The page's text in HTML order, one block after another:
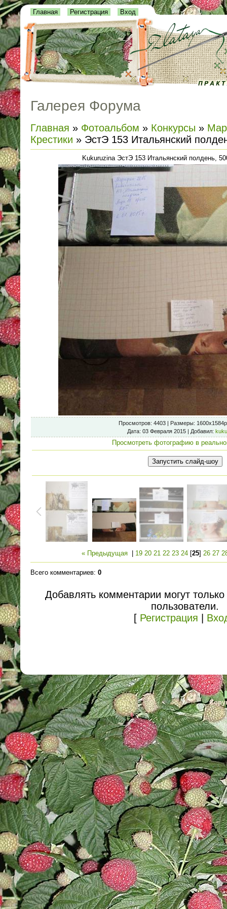
Главная Регистрация Вход
Галерея Форума
Главная » Фотоальбом » Конкурсы »
Крестики » ЭстЭ 153 Итальянский
Kukuruzina ЭстЭ 153 Итальянский полдень,
Просмотров: 4403 | Размеры:
Дата: 03 Февраля 2015 | Добавил:
Просмотреть фотографию в
« Предыдущая 19 20 21 22 23 24 [25] 26 27
Всего комментариев: 0
Добавлять комментарии могут
пользователи.
[ Регистрация